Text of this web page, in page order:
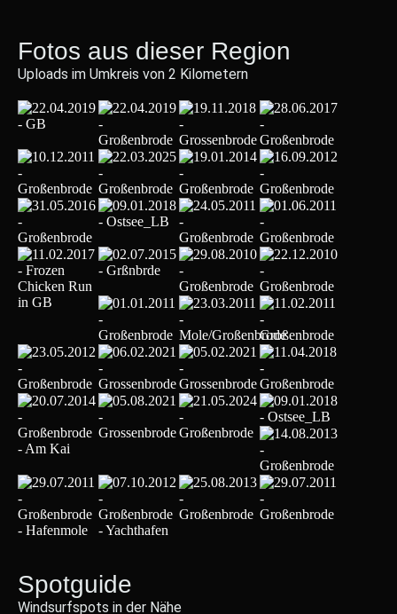
Fotos aus dieser Region
Uploads im Umkreis von 2 Kilometern
Spotguide
Windsurfspots in der Nähe